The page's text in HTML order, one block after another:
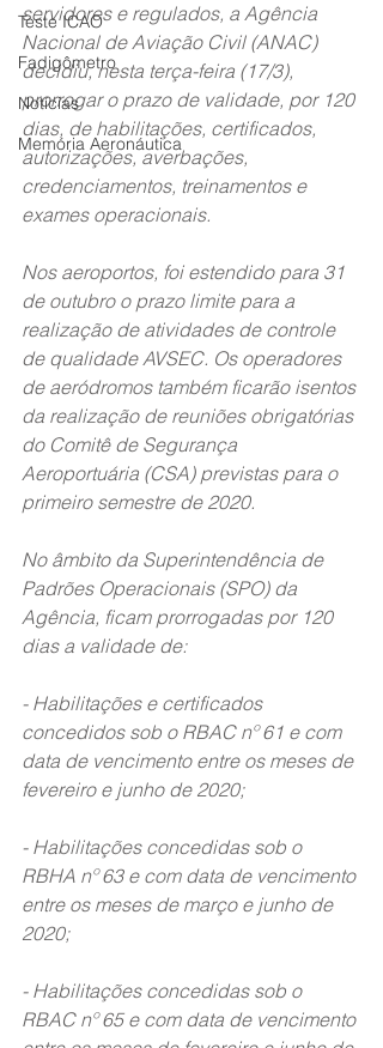
Teste ICAO
Fadigômetro
Notícias
Memória Aeronáutica
servidores e regulados, a Agência
Nacional de Aviação Civil (ANAC)
decidiu, nesta terça-feira (17/3),
prorrogar o prazo de validade, por 120
dias, de habilitações, certificados,
autorizações, averbações,
credenciamentos, treinamentos e
exames operacionais.
Nos aeroportos, foi estendido para 31
de outubro o prazo limite para a
realização de atividades de controle
de qualidade AVSEC. Os operadores
de aeródromos também ficarão isentos
da realização de reuniões obrigatórias
do Comitê de Segurança
Aeroportuária (CSA) previstas para o
primeiro semestre de 2020.
No âmbito da Superintendência de
Padrões Operacionais (SPO) da
Agência, ficam prorrogadas por 120
dias a validade de:
- Habilitações e certificados
concedidos sob o RBAC nº 61 e com
data de vencimento entre os meses de
fevereiro e junho de 2020;
- Habilitações concedidas sob o
RBHA nº 63 e com data de vencimento
entre os meses de março e junho de
2020;
- Habilitações concedidas sob o
RBAC nº 65 e com data de vencimento